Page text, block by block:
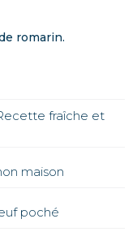
romarin.
fraîche et
maison
poché